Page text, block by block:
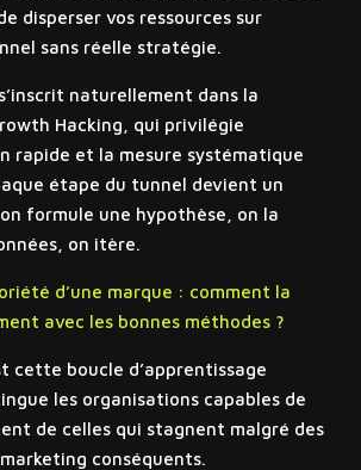
disperser vos ressources sur
sans réelle stratégie.
naturellement dans la
Hacking, qui privilégie
rapide et la mesure systématique
étape du tunnel devient un
formule une hypothèse, on la
on itère.
d’une marque : comment la
avec les bonnes méthodes ?
cette boucle d’apprentissage
les organisations capables de
de celles qui stagnent malgré des
conséquents.